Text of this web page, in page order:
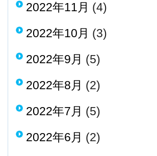
2022年11月 (4)
2022年10月 (3)
2022年9月 (5)
2022年8月 (2)
2022年7月 (5)
2022年6月 (2)